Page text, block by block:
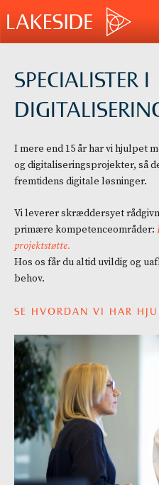
indholdet
SPECIALISTER I
I mere end 15 år har vi hjulpet
og digitaliseringsprojekter, så
fremtidens digitale løsninger.
Vi leverer skræddersyet
primære kompetenceområder:
projektstøtte.
Hos os får du altid uvildig og
behov.
SE HVORDAN VI HAR